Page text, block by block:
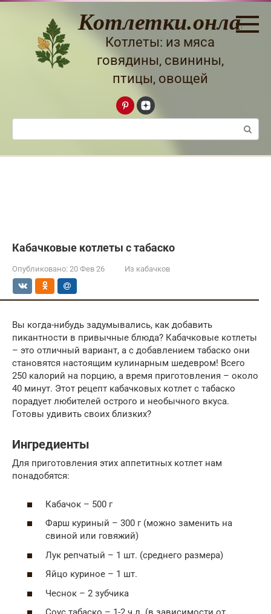
Перейти
Котлетки.онлайн
Котлеты: из мяса
говядины, свинины,
птицы, овощей
Поиск:
Кабачковые котлеты с табаско
Опубликовано: 20 Фев 26 Из кабачков
Вы когда-нибудь задумывались, как добавить
пикантности в привычные блюда? Кабачковые котлеты
– это отличный вариант, а с добавлением табаско они
становятся настоящим кулинарным шедевром! Всего
250 калорий на порцию, а время приготовления – около
40 минут. Этот рецепт кабачковых котлет с табаско
порадует любителей острого и необычного вкуса.
Готовы удивить своих близких?
Ингредиенты
Для приготовления этих аппетитных котлет нам
понадобятся:
Кабачок – 500 г
Фарш куриный – 300 г (можно заменить на
свиной или говяжий)
Лук репчатый – 1 шт. (среднего размера)
Яйцо куриное – 1 шт.
Чеснок – 2 зубчика